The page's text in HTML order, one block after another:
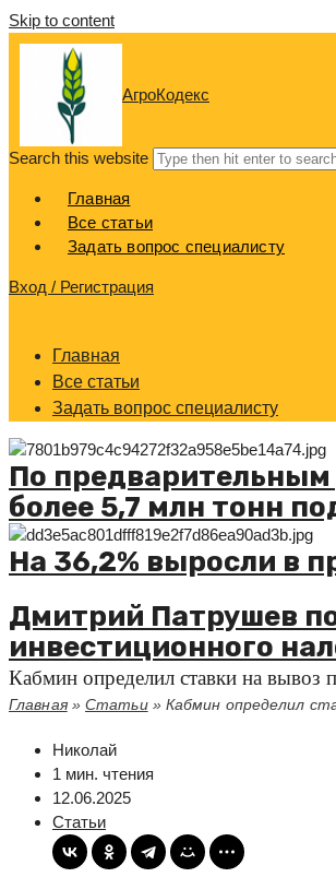
Skip to content
АгроКодекс
Search this website
Главная
Все статьи
Задать вопрос специалисту
Вход / Регистрация
Главная
Все статьи
Задать вопрос специалисту
По
более 5,7 млн тонн
На 36,2% выросли в
Дмитрий Патрушев
инвестиционного
Кабмин определил ставки на
Главная»Статьи» Кабмин определил
Николай
1 мин. чтения
12.06.2025
Статьи